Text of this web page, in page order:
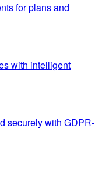
for plans and
with intelligent
securely with GDPR-